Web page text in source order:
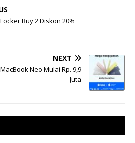
Buy 2 Diskon 20%
NEXT
Neo Mulai Rp. 9,9
Juta